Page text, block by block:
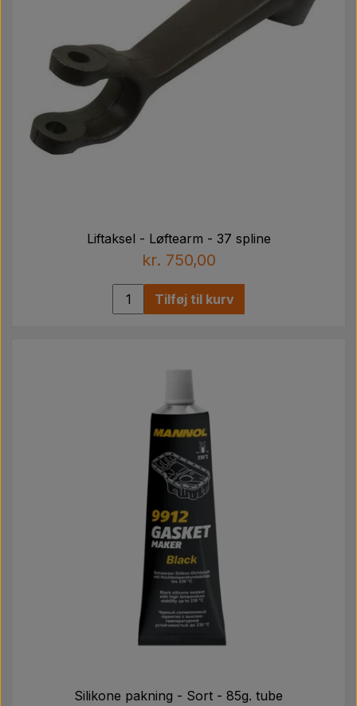
Liftaksel - Løftearm - 37 spline
kr. 750,00
Tilføj til kurv
Silikone pakning - Sort - 85g. tube